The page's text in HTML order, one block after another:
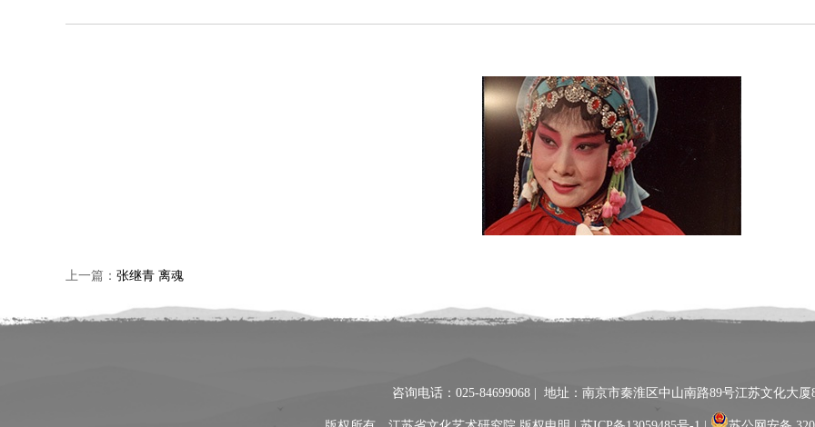
上一篇： 张继青 离魂
咨询电话：025-84699068 | 地址：南京市秦淮区中山南路89号江苏文化大厦